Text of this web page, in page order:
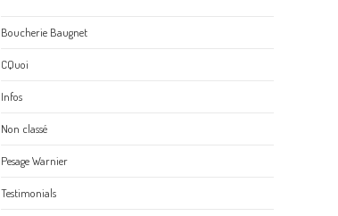
Boucherie Baugnet
CQuoi
Infos
Non classé
Pesage Warnier
Testimonials